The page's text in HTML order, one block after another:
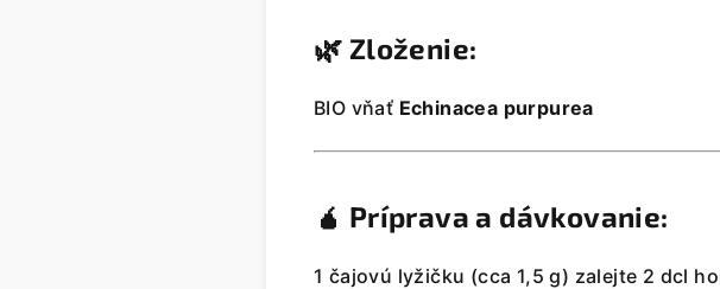
🌿 Zloženie:
BIO vňať Echinacea purpurea
🧉 Príprava a dávkovanie:
1 čajovú lyžičku (cca 1,5 g) zalejte 2 dcl